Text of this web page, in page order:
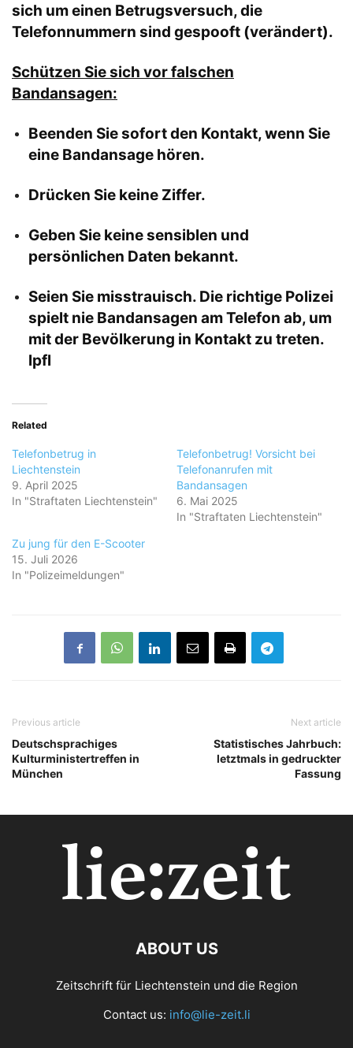
sich um einen Betrugsversuch, die
Telefonnummern sind gespooft (verändert).
Schützen Sie sich vor falschen
Bandansagen:
Beenden Sie sofort den Kontakt, wenn Sie
eine Bandansage hören.
Drücken Sie keine Ziffer.
Geben Sie keine sensiblen und
persönlichen Daten bekannt.
Seien Sie misstrauisch. Die richtige Polizei
spielt nie Bandansagen am Telefon ab, um
mit der Bevölkerung in Kontakt zu treten.
lpfl
Related
Telefonbetrug in
Liechtenstein
9. April 2025
In "Straftaten Liechtenstein"
Telefonbetrug! Vorsicht bei
Telefonanrufen mit
Bandansagen
6. Mai 2025
In "Straftaten Liechtenstein"
Zu jung für den E-Scooter
15. Juli 2026
In "Polizeimeldungen"
Previous article
Deutschsprachiges
Kulturministertreffen in
München
Next article
Statistisches Jahrbuch:
letztmals in gedruckter
Fassung
ABOUT US
Zeitschrift für Liechtenstein und die Region
Contact us: info@lie-zeit.li